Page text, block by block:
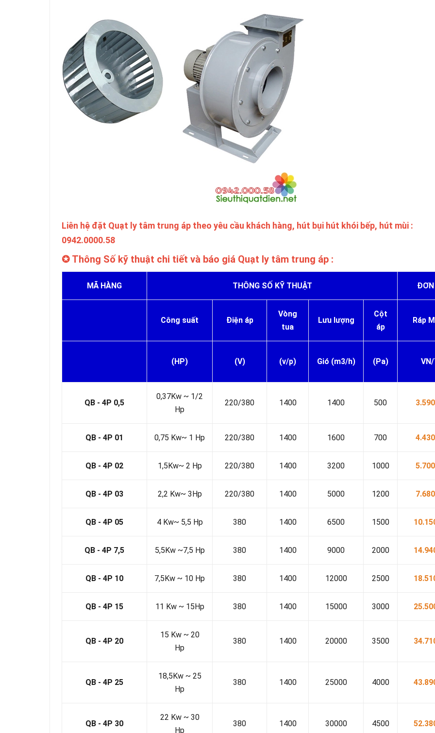
Liên hệ đặt Quạt ly tâm trung áp theo yêu cầu khách hàng, hút bụi hút khói bếp, hút mùi :
0942.0000.58
✪ Thông Số kỹ thuật chi tiết và báo giá Quạt ly tâm trung áp :
MÃ HÀNG THÔNG SỐ KỸ THUẬT
Công suất Điện áp
Vòng
tua
Lưu lượng
Cột
áp
Ráp
(HP) (V) (v/p) Gió (m3/h) (Pa)
QB - 4P 0,5
0,37Kw ~ 1/2
Hp
220/380 1400 1400 500
QB - 4P 01 0,75 Kw~ 1 Hp 220/380 1400 1600 700
QB - 4P 02 1,5Kw~ 2 Hp 220/380 1400 3200 1000
QB - 4P 03 2,2 Kw~ 3Hp 220/380 1400 5000 1200
QB - 4P 05 4 Kw~ 5,5 Hp 380 1400 6500 1500
QB - 4P 7,5 5,5Kw ~7,5 Hp 380 1400 9000 2000
QB - 4P 10 7,5Kw ~ 10 Hp 380 1400 12000 2500
QB - 4P 15 11 Kw ~ 15Hp 380 1400 15000 3000
QB - 4P 20
15 Kw ~ 20
Hp
380 1400 20000 3500
QB - 4P 25
18,5Kw ~ 25
Hp
380 1400 25000 4000
QB - 4P 30
22 Kw ~ 30
Hp
380 1400 30000 4500